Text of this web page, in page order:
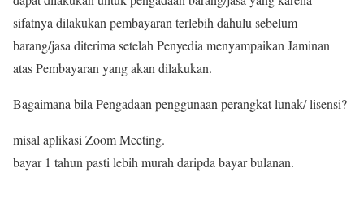
sifatnya dilakukan pembayaran terlebih dahulu sebelum
barang/jasa diterima setelah Penyedia menyampaikan Jaminan
atas Pembayaran yang akan dilakukan.
Bagaimana bila Pengadaan penggunaan perangkat lunak/ lisensi?
misal aplikasi Zoom Meeting.
bayar 1 tahun pasti lebih murah daripda bayar bulanan.